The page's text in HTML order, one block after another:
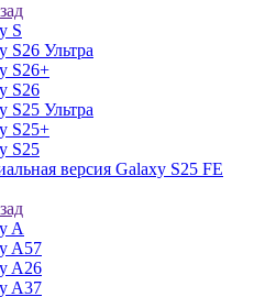
S
S26 Ультра
S26+
S26
S25 Ультра
S25+
S25
версия Galaxy S25 FE
A
A57
A26
A37